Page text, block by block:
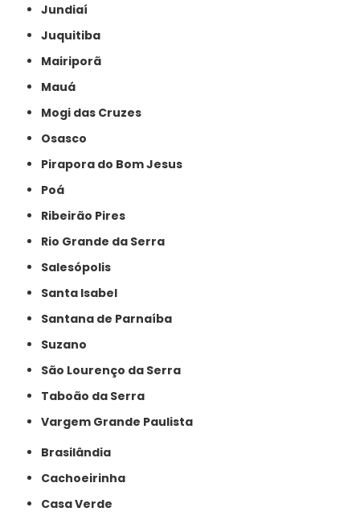
Jundiaí
Juquitiba
Mairiporã
Mauá
Mogi das Cruzes
Osasco
Pirapora do Bom Jesus
Poá
Ribeirão Pires
Rio Grande da Serra
Salesópolis
Santa Isabel
Santana de Parnaíba
Suzano
São Lourenço da Serra
Taboão da Serra
Vargem Grande Paulista
Brasilândia
Cachoeirinha
Casa Verde